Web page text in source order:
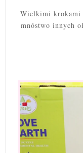
Wielkimi krokami
mnóstwo innych